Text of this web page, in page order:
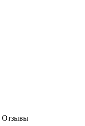
Отзывы